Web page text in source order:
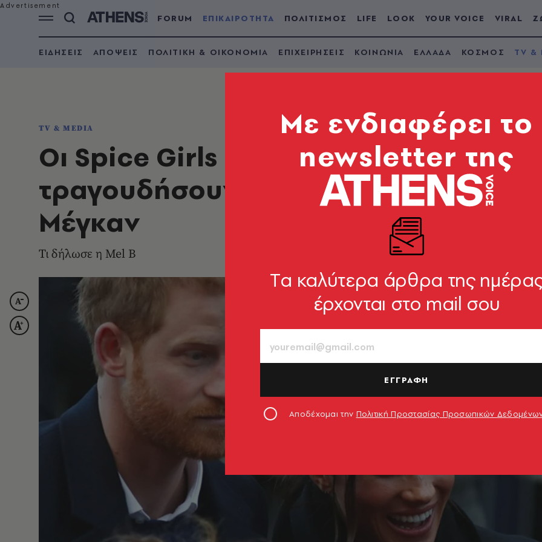
FORUM ΕΠΙΚΑΙΡΟΤΗΤΑ ΠΟΛΙΤΙΣΜΟΣ LIFE LOOK YOUR VOICE VIRAL
ΕΙΔΗΣΕΙΣ ΑΠΟΨΕΙΣ ΠΟΛΙΤΙΚΗ & ΟΙΚΟΝΟΜΙΑ ΕΠΙΧΕΙΡΗΣΕΙΣ ΚΟΙΝΩΝΙΑ ΕΛΛΑΔΑ ΚΟΣΜΟΣ TV &
TV & MEDIA
Οι Spice Girls επανενώνονται για να
τραγουδήσουν στον γάμο του Χάρι
Μέγκαν
Τι δήλωσε η Mel B
Mε ενδιαφέρει το
newsletter της
Tα καλύτερα άρθρα της
έρχονται στο mail σου
ΕΓΓΡΑΦΗ
Αποδέχομαι την Πολιτική Προστασίας Προσωπικών